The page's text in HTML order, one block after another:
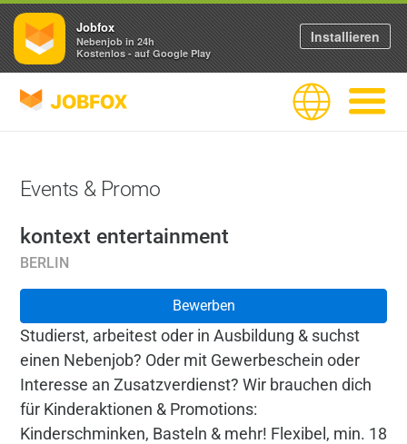
JOBFOX Sprache
Events & Promo
kontext entertainment
BERLIN
Bewerben
Studierst, arbeitest oder in Ausbildung & suchst
einen Nebenjob? Oder mit Gewerbeschein oder
Interesse an Zusatzverdienst? Wir brauchen dich
für Kinderaktionen & Promotions:
Kinderschminken, Basteln & mehr! Flexibel, min. 18
Jobfox
Nebenjob in 24h
Kostenlos - auf Google Play
Installieren